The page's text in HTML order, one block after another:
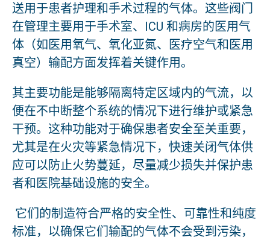
送用于患者护理和手术过程的气体。这些阀门
在管理主要用于手术室、ICU 和病房的医用气
体（如医用氧气、氧化亚氮、医疗空气和医用
真空）输配方面发挥着关键作用。
其主要功能是能够隔离特定区域内的气流，以
便在不中断整个系统的情况下进行维护或紧急
干预。这种功能对于确保患者安全至关重要，
尤其是在火灾等紧急情况下，快速关闭气体供
应可以防止火势蔓延，尽量减少损失并保护患
者和医院基础设施的安全。
它们的制造符合严格的安全性、可靠性和纯度
标准，以确保它们输配的气体不会受到污染，